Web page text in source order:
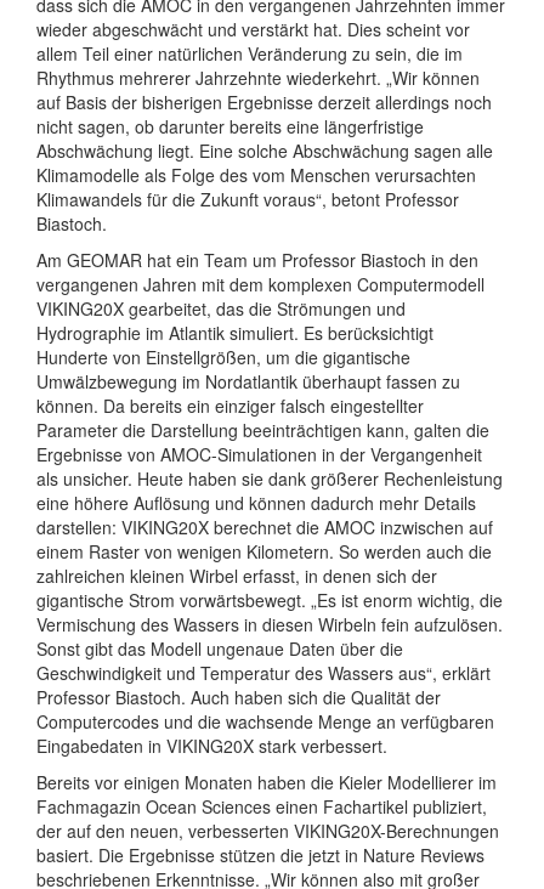
wieder abgeschwächt und verstärkt hat. Dies scheint vor
allem Teil einer natürlichen Veränderung zu sein, die im
Rhythmus mehrerer Jahrzehnte wiederkehrt. „Wir können
auf Basis der bisherigen Ergebnisse derzeit allerdings noch
nicht sagen, ob darunter bereits eine längerfristige
Abschwächung liegt. Eine solche Abschwächung sagen alle
Klimamodelle als Folge des vom Menschen verursachten
Klimawandels für die Zukunft voraus“, betont Professor
Biastoch.
Am GEOMAR hat ein Team um Professor Biastoch in den
vergangenen Jahren mit dem komplexen Computermodell
VIKING20X gearbeitet, das die Strömungen und
Hydrographie im Atlantik simuliert. Es berücksichtigt
Hunderte von Einstellgrößen, um die gigantische
Umwälzbewegung im Nordatlantik überhaupt fassen zu
können. Da bereits ein einziger falsch eingestellter
Parameter die Darstellung beeinträchtigen kann, galten die
Ergebnisse von AMOC-Simulationen in der Vergangenheit
als unsicher. Heute haben sie dank größerer Rechenleistung
eine höhere Auflösung und können dadurch mehr Details
darstellen: VIKING20X berechnet die AMOC inzwischen auf
einem Raster von wenigen Kilometern. So werden auch die
zahlreichen kleinen Wirbel erfasst, in denen sich der
gigantische Strom vorwärtsbewegt. „Es ist enorm wichtig, die
Vermischung des Wassers in diesen Wirbeln fein aufzulösen.
Sonst gibt das Modell ungenaue Daten über die
Geschwindigkeit und Temperatur des Wassers aus“, erklärt
Professor Biastoch. Auch haben sich die Qualität der
Computercodes und die wachsende Menge an verfügbaren
Eingabedaten in VIKING20X stark verbessert.
Bereits vor einigen Monaten haben die Kieler Modellierer im
Fachmagazin Ocean Sciences einen Fachartikel publiziert,
der auf den neuen, verbesserten VIKING20X-Berechnungen
basiert. Die Ergebnisse stützen die jetzt in Nature Reviews
beschriebenen Erkenntnisse. „Wir können also mit großer